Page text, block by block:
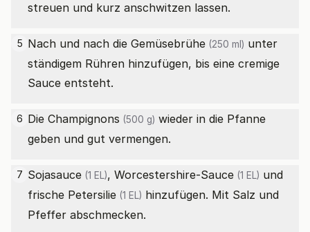
streuen und kurz anschwitzen lassen.
5 Nach und nach die Gemüsebrühe (250 ml) unter
ständigem Rühren hinzufügen, bis eine cremige
Sauce entsteht.
6 Die Champignons (500 g) wieder in die Pfanne
geben und gut vermengen.
7 Sojasauce (1 EL), Worcestershire-Sauce (1 EL) und
frische Petersilie (1 EL) hinzufügen. Mit Salz und
Pfeffer abschmecken.